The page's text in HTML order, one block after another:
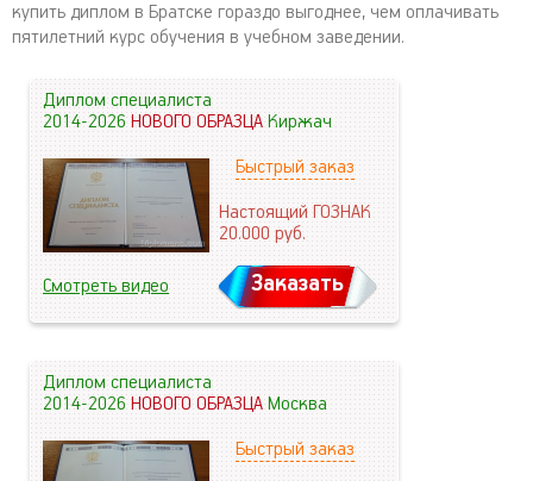
купить диплом в Братске гораздо выгоднее, чем оплачивать
пятилетний курс обучения в учебном заведении.
Диплом специалиста
2014-2026НОВОГО ОБРАЗЦАКиржач
Быстрый заказ
Настоящий ГОЗНАК
20.000руб.
Смотреть видео Заказать
Диплом специалиста
2014-2026НОВОГО ОБРАЗЦАМосква
Быстрый заказ